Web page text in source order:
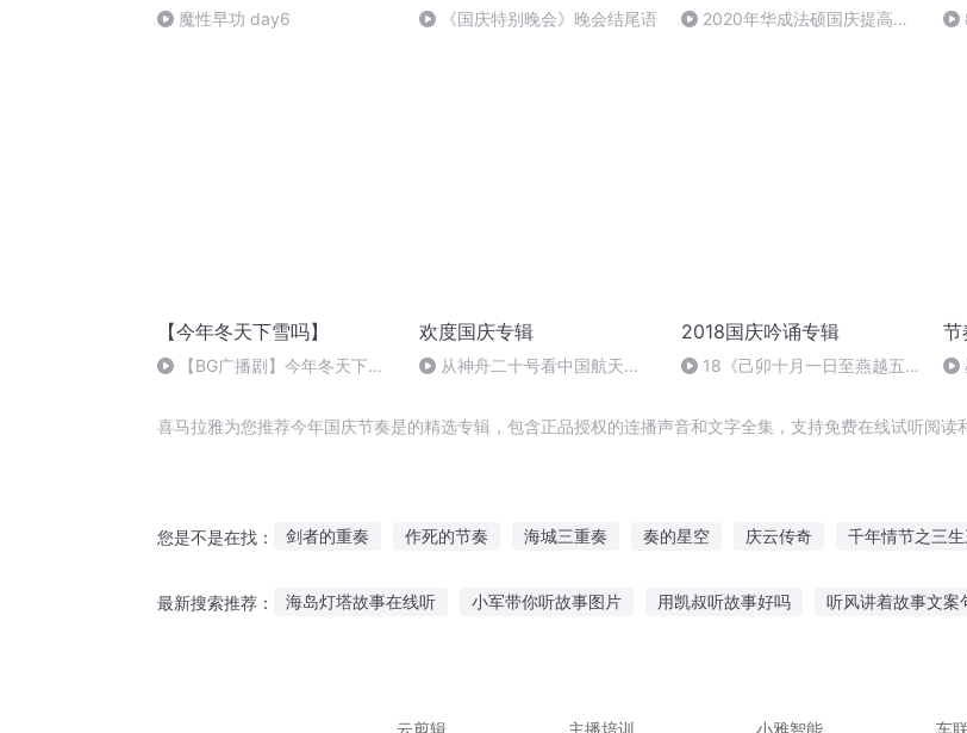
魔性早功 day6 《国庆特别晚会》晚会结尾语
2020年华成法硕国庆提高班
【今年冬天下雪吗】
【BG广播剧】今年冬天下雪
欢度国庆专辑
从神舟二十号看中国航天
2018国庆吟诵专辑
18《己卯十月一日至燕越五
文天祥 自由吟诵
节
喜马拉雅为您推荐今年国庆节奏是的精选专辑，包含正品授权的连播声音和文字全集，支持免费在线试听阅读
您是不是在找： 剑者的重奏 作死的节奏 海城三重奏 奏的星空 庆云传奇 千年情节之三
最新搜索推荐： 海岛灯塔故事在线听 小军带你听故事图片 用凯叔听故事好吗 听风讲着故事文案
云剪辑
主播培训 小雅智能 车